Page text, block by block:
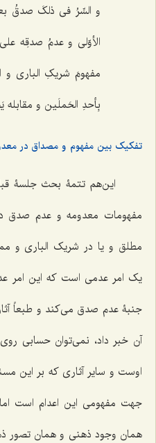
و السِّرُ فی ذلکَ صدقُ
الأوّلی‌ و عدمُ صدقِه
مفهومَ شریکِ الباری
بِأحدِ الحَملَین و مقابله
تفکیک بین مفهوم و مصداق در
این‌هم تتمۀ بحث جلسۀ
مفهومات معدومه و عدم صدق
مطلق و یا در شریک البارى و
یک امر عدمى است که این امر
جنبۀ عدم صدق مى‌کند و طبعاً
آن خبر داد، نمى‌توان حسابى
اوست و سایر آثارى که بر این
جهت مفهومى این اعدام است
همان وجو‌د ذهنى و همان تصور